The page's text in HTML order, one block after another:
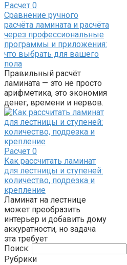
Расчет 0
Сравнение ручного
расчёта ламината и расчёта
через профессиональные
программы и приложения:
что выбрать для вашего
пола
Правильный расчёт
ламината — это не просто
арифметика, это экономия
денег, времени и нервов.
Расчет 0
Как рассчитать ламинат
для лестницы и ступеней:
количество, подрезка и
крепление
Ламинат на лестнице
может преобразить
интерьер и добавить дому
аккуратности, но задача
эта требует
Поиск:
Рубрики